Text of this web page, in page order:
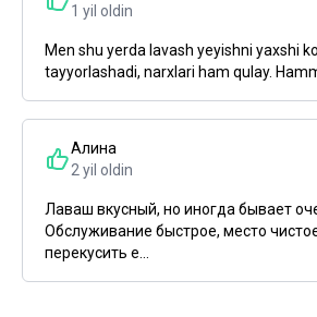
1 yil oldin
Men shu yerda lavash yeyishni yaxshi
tayyorlashadi, narxlari ham qulay.
Алина
2 yil oldin
Лаваш вкусный, но иногда бывает
Обслуживание быстрое, место
перекусить е...